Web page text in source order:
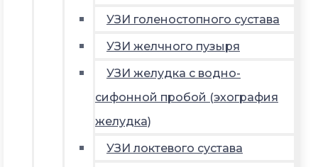
УЗИ голеностопного сустава
УЗИ желчного пузыря
УЗИ желудка с водно-
сифонной пробой (эхография
желудка)
УЗИ локтевого сустава